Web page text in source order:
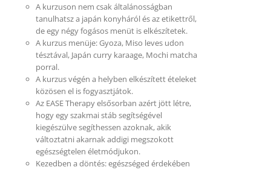
A kurzuson nem csak általánosságban
tanulhatsz a japán konyháról és az etikettről,
de egy négy fogásos menüt is elkészítetek.
A kurzus menüje: Gyoza, Miso leves udon
tésztával, Japán curry karaage, Mochi matcha
porral.
A kurzus végén a helyben elkészített ételeket
közösen el is fogyasztjátok.
Az EASE Therapy elsősorban azért jött létre,
hogy egy szakmai stáb segítségével
kiegészülve segíthessen azoknak, akik
változtatni akarnak addigi megszokott
egészségtelen életmódjukon.
Kezedben a döntés: egészséged érdekében